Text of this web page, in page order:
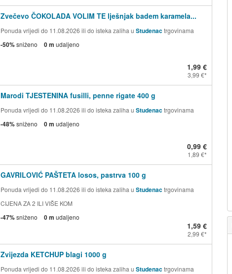
Zvečevo ČOKOLADA VOLIM TE lješnjak badem karamela...
Ponuda vrijedi do 11.08.2026 ili do isteka zaliha u Studenactrgovinama
-50%sniženo 0 m udaljeno
1,99 €
3,99 €
Marodi TJESTENINA fusilli, penne rigate 400 g
Ponuda vrijedi do 11.08.2026 ili do isteka zaliha u Studenactrgovinama
-48%sniženo 0 m udaljeno
0,99 €
1,89 €
GAVRILOVIĆ PAŠTETA losos, pastrva 100 g
Ponuda vrijedi do 11.08.2026 ili do isteka zaliha u Studenactrgovinama
CIJENA ZA 2 ILI VIŠE KOM
-47%sniženo 0 m udaljeno
1,59 €
2,99 €
Zvijezda KETCHUP blagi 1000 g
Ponuda vrijedi do 11.08.2026 ili do isteka zaliha u Studenactrgovinama